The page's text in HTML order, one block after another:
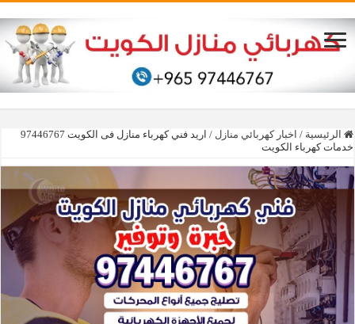
الرئيسية / اخبار كهربائي منازل /
خدمات كهرباء الكويت